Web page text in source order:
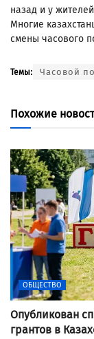
назад и у
Многие
смены часового
Темы: Часовой
Похожие
ОБЩЕСТВО
Опубликован
грантов в